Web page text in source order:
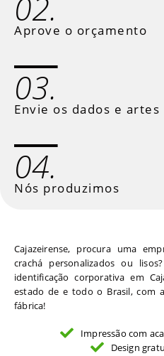
Aprove o orçamento
03.
Envie os dados e artes
04.
Nós produzimos
Cajazeirense, procura uma
crachá personalizados ou
identificação corporativa em
estado de e todo o Brasil, com
fábrica!
Impressão com
Design